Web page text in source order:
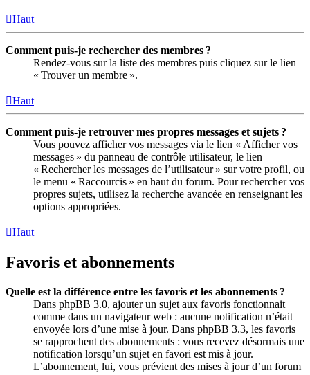
Haut
Comment puis-je rechercher des membres ?
Rendez-vous sur la liste des membres puis cliquez sur le lien
« Trouver un membre ».
Haut
Comment puis-je retrouver mes propres messages et sujets ?
Vous pouvez afficher vos messages via le lien « Afficher vos
messages » du panneau de contrôle utilisateur, le lien
« Rechercher les messages de l’utilisateur » sur votre profil, ou
le menu « Raccourcis » en haut du forum. Pour rechercher vos
propres sujets, utilisez la recherche avancée en renseignant les
options appropriées.
Haut
Favoris et abonnements
Quelle est la différence entre les favoris et les abonnements ?
Dans phpBB 3.0, ajouter un sujet aux favoris fonctionnait
comme dans un navigateur web : aucune notification n’était
envoyée lors d’une mise à jour. Dans phpBB 3.3, les favoris
se rapprochent des abonnements : vous recevez désormais une
notification lorsqu’un sujet en favori est mis à jour.
L’abonnement, lui, vous prévient des mises à jour d’un forum